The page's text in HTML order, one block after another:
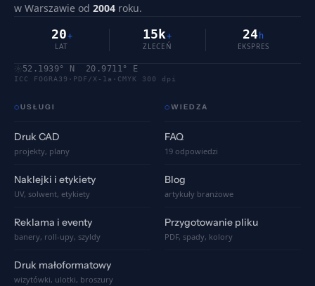
w Warszawie od 2004 roku.
20+
LAT
15k+
ZLECEŃ
24 h
EKSPRES
52.1939° N 20.9711° E
ICC FOGRA39 · PDF/X-1a · CMYK 300 dpi
⬡ USŁUGI
Druk CAD
projekty, plany
Naklejki i etykiety
UV, solwent, etykiety
Reklama i eventy
banery, roll-upy, szyldy
Druk małoformatowy
wizytówki, ulotki, broszury
⬡ WIEDZA
FAQ
19 odpowiedzi
Blog
artykuły branżowe
Przygotowanie pliku
PDF, spady, kolory